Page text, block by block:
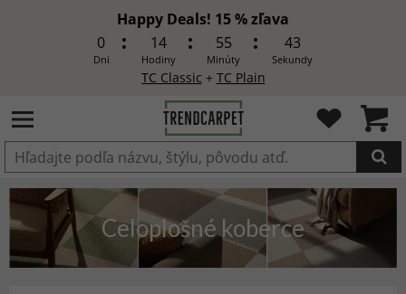
Happy Deals! 15 % zľava
0
Dni
14
Hodiny
55
Minúty
41
Sekundy
TC Classic + TC Plain
Produkt bol pridaný do košíka
Celoplošné koberce